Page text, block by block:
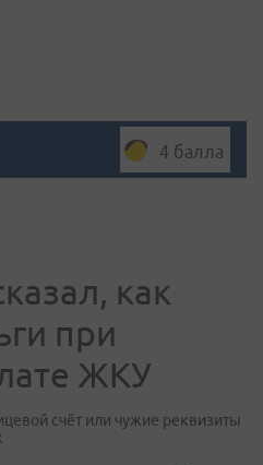
4 балла
как
при
ЖКУ
счёт или чужие реквизиты